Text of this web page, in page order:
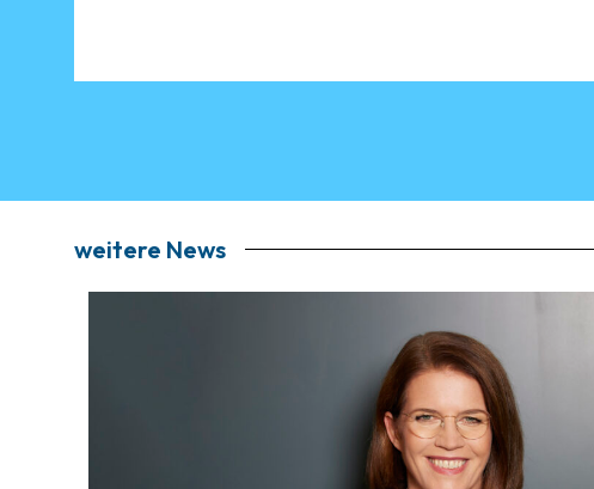
weitere News